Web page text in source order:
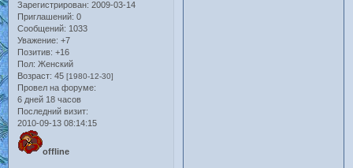
Зарегистрирован: 2009-03-14
Приглашений: 0
Сообщений: 1033
Уважение: +7
Позитив: +16
Пол: Женский
Возраст: 45 [1980-12-30]
Провел на форуме:
6 дней 18 часов
Последний визит:
2010-09-13 08:14:15
offline